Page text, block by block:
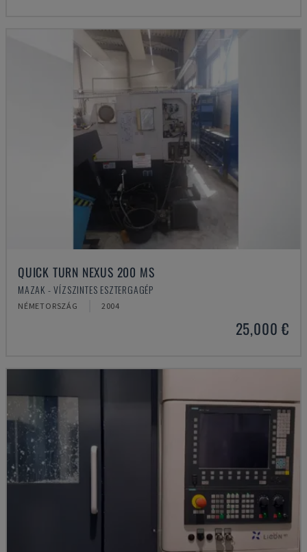
QUICK TURN NEXUS 200 MS
MAZAK - VÍZSZINTES ESZTERGAGÉP
NÉMETORSZÁG 2004
25,000 €